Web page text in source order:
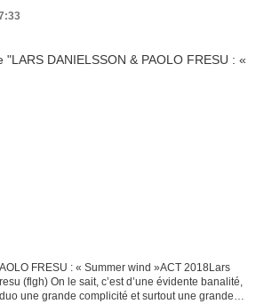
FRESU : « Summer wind »ACT 2018Lars
(flgh) On le sait, c’est d’une évidente banalité,
une grande complicité et surtout une grande